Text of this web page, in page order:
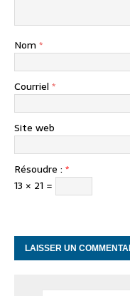
Nom *
Courriel *
Site web
Résoudre : *
13 × 21 =